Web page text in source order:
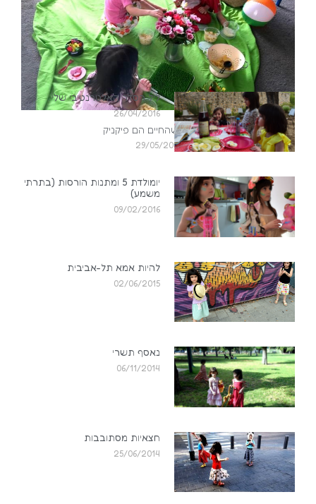
מסתבר שהחיים הם פיקניק
29/05/2015
ליל הסדר האלטרנטיבי שלי
26/04/2016
יומולדת 5 ומתנות הורסות (בתרתי
משמע)
09/02/2016
להיות אמא תל-אביבית
02/06/2015
נאסף תשרי
06/11/2014
חצאיות מסתובבות
25/06/2014